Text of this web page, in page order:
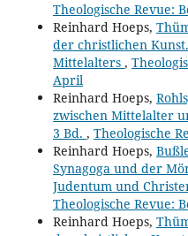
Theologische Revue:
Reinhard Hoeps,
der christlichen
Mittelalters ,
April
Reinhard Hoeps,
zwischen Mittelalter
3 Bd. , Theologische
Reinhard Hoeps,
Synagoga und der
Judentum und
Theologische Revue:
Reinhard Hoeps,